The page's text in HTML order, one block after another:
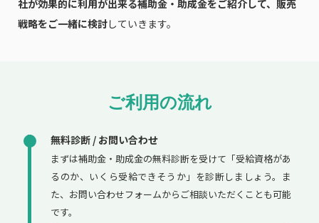
社が効果的に利用が出来る補助金・助成金をご紹介して、販売
戦略をご一緒に検討していきます。
ご利用の流れ
無料診断 / お問い合わせ
まずは補助金・助成金の無料診断を受けて「受給資格があ
るのか、いくら受給できそうか」を診断しましょう。ま
た、お問い合わせフォームからご相談いただくことも可能
です。